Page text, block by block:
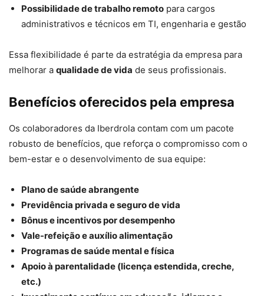
Possibilidade de trabalho remoto para cargos
administrativos e técnicos em TI, engenharia e gestão
Essa flexibilidade é parte da estratégia da empresa para
melhorar a qualidade de vida de seus profissionais.
Benefícios oferecidos pela empresa
Os colaboradores da Iberdrola contam com um pacote
robusto de benefícios, que reforça o compromisso com o
bem-estar e o desenvolvimento de sua equipe:
Plano de saúde abrangente
Previdência privada e seguro de vida
Bônus e incentivos por desempenho
Vale-refeição e auxílio alimentação
Programas de saúde mental e física
Apoio à parentalidade (licença estendida, creche,
etc.)